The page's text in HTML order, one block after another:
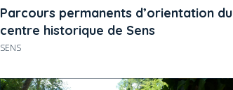
Parcours permanents d’orientation du
centre historique de Sens
SENS